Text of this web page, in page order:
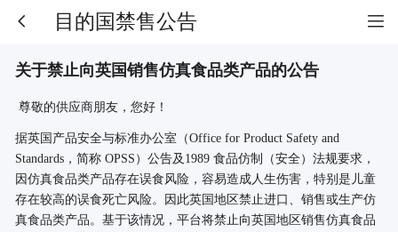
目的国禁售公告
关于禁止向英国销售仿真食品类产品的公告
尊敬的供应商朋友，您好！
据英国产品安全与标准办公室 （Office for Product Safety and
Standards，简称 ‌OPSS‌ ）公告及 1989 食品仿制（安全）法规要求，
因仿真食品类产品存在误食风险，容易造成人生伤害，特别是儿童
存在较高的误食死亡风险。因此英国地区禁止进口、销售或生产仿
真食品类产品。基于该情况，平台将禁止向英国地区销售仿真食品